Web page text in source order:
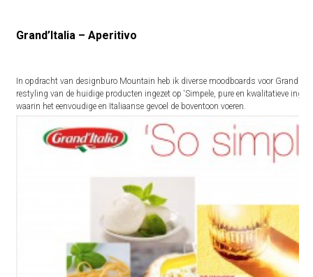
Grand’Italia – Aperitivo
In opdracht van designburo Mountain heb ik diverse moodboards voor
restyling van de huidige producten ingezet op ‘Simpele, pure en kwalitatieve
waarin het eenvoudige en Italiaanse gevoel de boventoon voeren.